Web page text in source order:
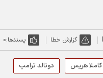
گزارش خطا پسندها:0
کاملا هریس دونالد ترامپ